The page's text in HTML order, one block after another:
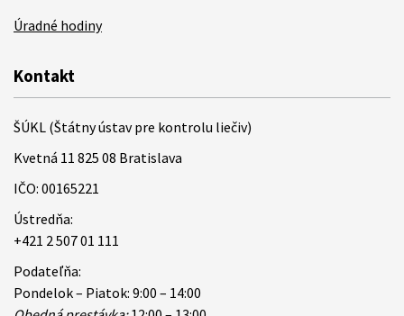
Úradné hodiny
Kontakt
ŠÚKL (Štátny ústav pre kontrolu liečiv)
Kvetná 11 825 08 Bratislava
IČO: 00165221
Ústredňa:
+421 2 507 01 111
Podateľňa:
Pondelok – Piatok: 9:00 – 14:00